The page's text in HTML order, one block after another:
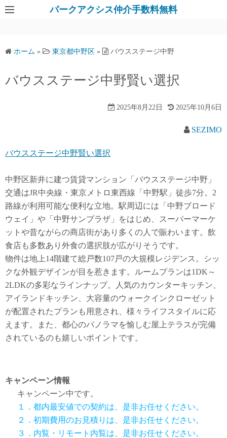
パークアクシス仲介手数料無料
ホーム » 東京都中野区 » バウスステージ中野
バウスステージ中野賢い選択
2025年8月22日 2025年10月6日
SEZIMO
バウスステージ中野賢い選択
中野区新井に建つ賃貸マンション「バウスステージ中野」
交通はJR中央線・東京メトロ東西線「中野駅」徒歩7分。2
路線が利用可能な便利な立地。駅周辺には「中野ブロード
ウェイ」や「中野サンプラザ」をはじめ、スーパーマーケ
ットや昔ながらの商店街があり多くの人で賑わいます。飲
食店も多数あり外食の選択肢が広がりそうです。
物件は地上14階建て総戸数107戸の大規模レジデンス。シッ
クな外観デザインが目を惹きます。ルームプランは1DK～
2LDKの多彩なラインナップ。人気のカウンターキッチン、
アイランドキッチン、大容量のウォークインクローゼット
が配置されたプランも用意され、様々ライフスタイルに応
えます。また、都心のパノラマを愉しむ屋上テラスが完備
されているのも嬉しいポイントです。
キャンペーン情報
キャンペーン中です。
１．都内最安値での契約は、是非お任せください。
２．初期費用のお見積りは、是非お任せください。
３．内覧・リモート内覧は、是非お任せください。